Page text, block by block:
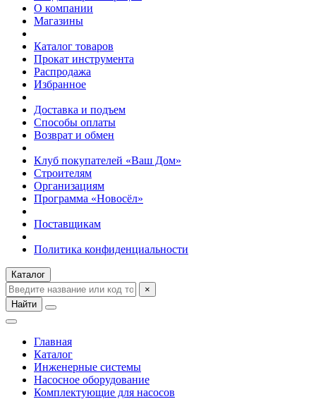
О компании
Магазины
Каталог товаров
Прокат инструмента
Распродажа
Избранное
Доставка и подъем
Способы оплаты
Возврат и обмен
Клуб покупателей «Ваш Дом»
Строителям
Организациям
Программа «Новосёл»
Поставщикам
Политика конфиденциальности
Каталог
×
Найти
Главная
Каталог
Инженерные системы
Насосное оборудование
Комплектующие для насосов